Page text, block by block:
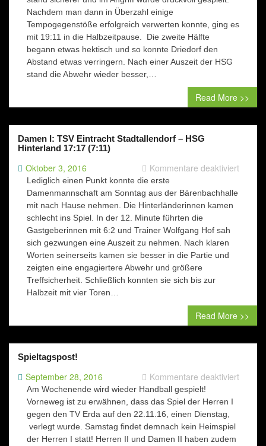
Nachdem man dann in Überzahl einige
Tempogegenstöße erfolgreich verwerten konnte, ging es
mit 19:11 in die Halbzeitpause. Die zweite Hälfte
begann etwas hektisch und so konnte Driedorf den
Abstand etwas verringern. Nach einer Auszeit der HSG
stand die Abwehr wieder besser,…
Read More >>
Damen I: TSV Eintracht Stadtallendorf – HSG
Hinterland 17:17 (7:11)
Oktober 3, 2016 Kommentare deaktiviertfür
Lediglich einen Punkt konnte die erste
Damenmannschaft am Sonntag aus der Bärenbachhalle
mit nach Hause nehmen. Die Hinterländerinnen kamen
schlecht ins Spiel. In der 12. Minute führten die
Gastgeberinnen mit 6:2 und Trainer Wolfgang Hof sah
sich gezwungen eine Auszeit zu nehmen. Nach klaren
Worten seinerseits kamen sie besser in die Partie und
zeigten eine engagiertere Abwehr und größere
Treffsicherheit. Schließlich konnten sie sich bis zur
Halbzeit mit vier Toren…
Read More >>
Spieltagspost!
September 28, 2016 Kommentare deaktiviertfür
Am Wochenende wird wieder Handball gespielt!
Vorneweg ist zu erwähnen, dass das Spiel der Herren I
gegen den TV Erda auf den 22.11.16, einen Dienstag,
verlegt wurde. Samstag findet demnach kein Heimspiel
der Herren I statt! Herren II und Damen II haben zudem